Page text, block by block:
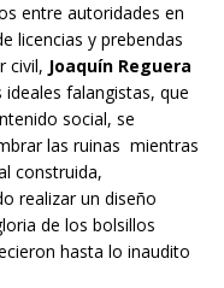
entre autoridades en
licencias y prebendas
civil, Joaquín Reguera
falangistas, que
social, se
las ruinas mientras
construida,
realizar un diseño
de los bolsillos
hasta lo inaudito